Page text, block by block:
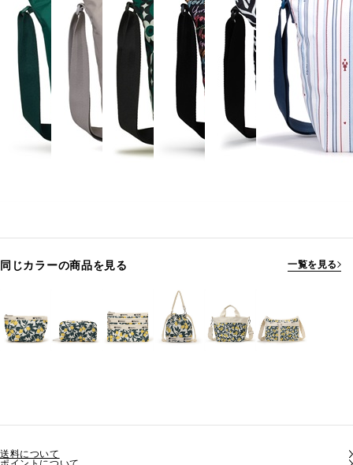
同じカラーの商品を見る 一覧を見る
送料について